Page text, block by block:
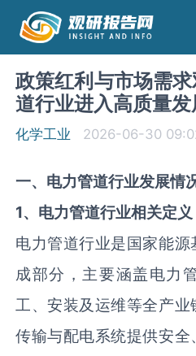
政策红利与市场需
道行业进入高质量发
化学工业 2026-06-30
一、电力管道行业发展情
1、电力管道行业相关定义
电力管道行业是国家能
成部分，主要涵盖电力
工、安装及运维等全产业
传输与配电系统提供安